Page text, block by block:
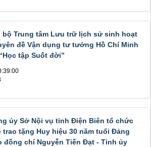
bộ Trung tâm Lưu trữ lịch sử sinh hoạt
đề Vận dụng tư tưởng Hồ Chí Minh
tập Suốt đời”
ủy Sở Nội vụ tỉnh Điện Biên tổ chức
trao tặng Huy hiệu 30 năm tuổi Đảng
đồng chí Nguyễn Tiến Đạt - Tỉnh ủy